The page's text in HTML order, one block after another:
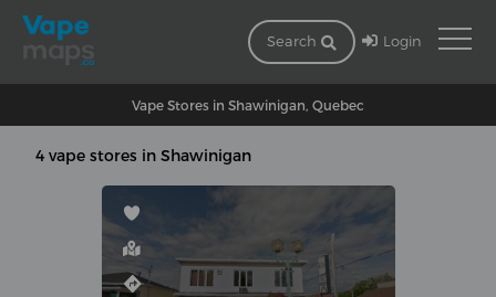
Search Login
Vape Stores in Shawinigan, Quebec
4 vape stores in Shawinigan